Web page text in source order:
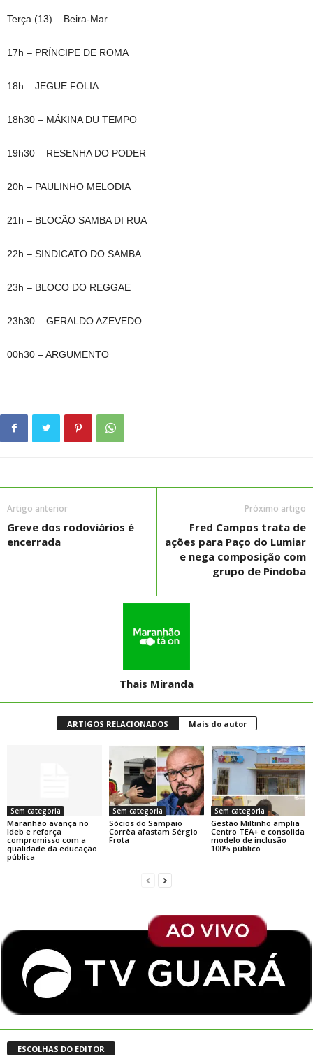
Terça (13) – Beira-Mar
17h – PRÍNCIPE DE ROMA
18h – JEGUE FOLIA
18h30 – MÁKINA DU TEMPO
19h30 – RESENHA DO PODER
20h – PAULINHO MELODIA
21h – BLOCÃO SAMBA DI RUA
22h – SINDICATO DO SAMBA
23h – BLOCO DO REGGAE
23h30 – GERALDO AZEVEDO
00h30 – ARGUMENTO
Artigo anterior
Greve dos rodoviários é
encerrada
Próximo artigo
Fred Campos trata de
ações para Paço do Lumiar
e nega composição com
grupo de Pindoba
Thais Miranda
ARTIGOS RELACIONADOS Mais do autor
Sem categoria
Maranhão avança no
Ideb e reforça
compromisso com a
qualidade da educação
pública
Sem categoria
Sócios do Sampaio
Corrêa afastam Sérgio
Frota
Sem categoria
Gestão Miltinho amplia
Centro TEA+ e consolida
modelo de inclusão
100% público
ESCOLHAS DO EDITOR